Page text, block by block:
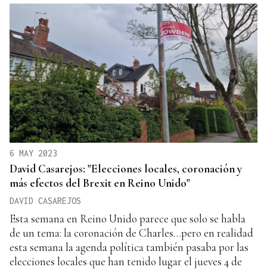
6 MAY 2023
David Casarejos: "Elecciones locales, coronación y
más efectos del Brexit en Reino Unido"
DAVID CASAREJOS
Esta semana en Reino Unido parece que solo se habla
de un tema: la coronación de Charles…pero en realidad
esta semana la agenda política también pasaba por las
elecciones locales que han tenido lugar el jueves 4 de